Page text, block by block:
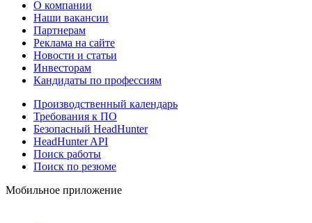
О компании
Наши вакансии
Партнерам
Реклама на сайте
Новости и статьи
Инвесторам
Кандидаты по профессиям
Производственный календарь
Требования к ПО
Безопасный HeadHunter
HeadHunter API
Поиск работы
Поиск по резюме
Мобильное приложение